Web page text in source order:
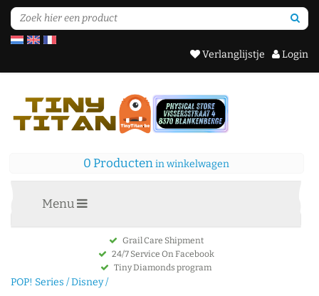
Login
Verlanglijstje
0 Producten in winkelwagen
Menu
Grail Care Shipment
24/7 Service On Facebook
Tiny Diamonds program
POP! Series /Disney/